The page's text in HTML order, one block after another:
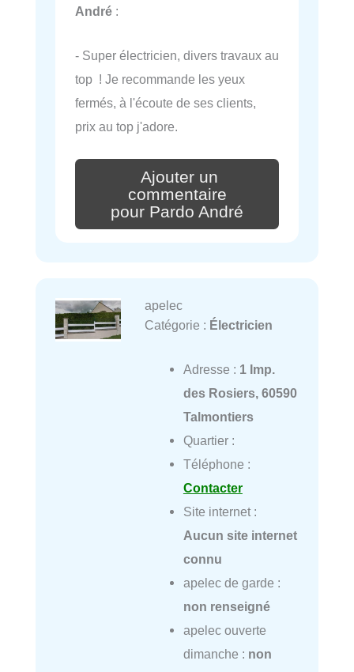
André :
- Super électricien, divers travaux au
top ! Je recommande les yeux
fermés, à l'écoute de ses clients,
prix au top j'adore.
Ajouter un
commentaire
pour Pardo André
apelec
Catégorie : Électricien
Adresse : 1 Imp.
des Rosiers, 60590
Talmontiers
Quartier :
Téléphone :
Contacter
Site internet :
Aucun site internet
connu
apelec de garde :
non renseigné
apelec ouverte
dimanche : non